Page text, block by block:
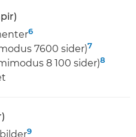
6
7600 sider)7
8 100 sider)8
9